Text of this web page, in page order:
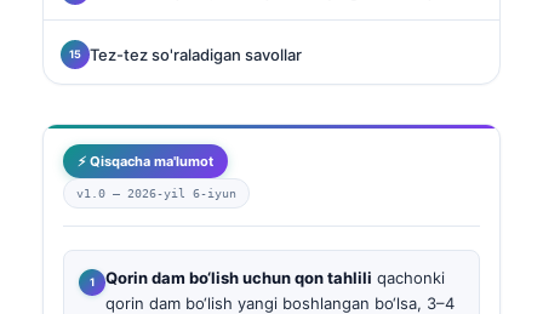
Tez-tez so'raladigan savollar
⚡ Qisqacha ma'lumot
v1.0 — 2026-yil 6-iyun
Qorin dam bo‘lish uchun qon tahlili qachonki
qorin dam bo‘lish yangi boshlangan bo‘lsa, 3–4